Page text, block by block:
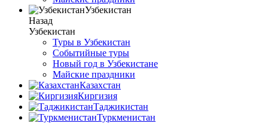
Узбекистан
Назад
Узбекистан
Туры в Узбекистан
Событийные туры
Новый год в Узбекистане
Майские праздники
Казахстан
Киргизия
Таджикистан
Туркменистан